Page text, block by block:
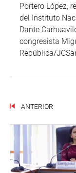
Portero López,
del Instituto
Dante
congresista
República/
ANTERIOR